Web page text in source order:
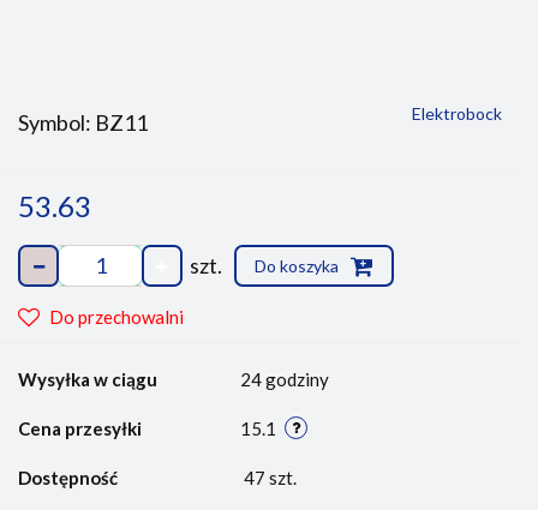
Symbol: BZ11 Elektrobock
53.63
szt. Do koszyka
Do przechowalni
Wysyłka w ciągu 24 godziny
Cena przesyłki 15.1
Dostępność 47 szt.